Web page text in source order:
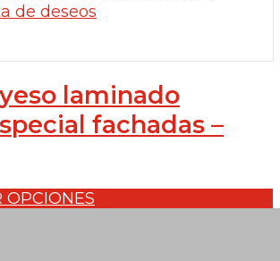
de deseos
laminado
fachadas –
OPCIONES